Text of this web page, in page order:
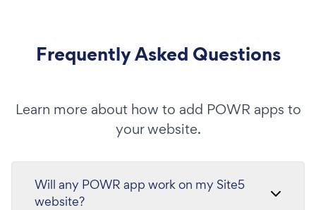
Frequently Asked Questions
Learn more about how to add POWR apps to
your website.
Will any POWR app work on my Site5
website?